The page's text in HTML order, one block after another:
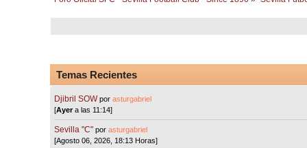
Temas Recientes
Djibril SOW porasturgabriel
[Ayera las 11:14]
Sevilla "C"porasturgabriel
[Agosto 06, 2026, 18:13 Horas]